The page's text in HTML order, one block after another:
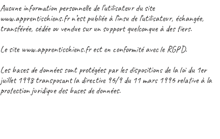
Aucune information personnelle de l’utilisateur du site
www.apprentischiens.fr n’est publiée à l’insu de l’utilisateur, échangée,
transférée, cédée ou vendue sur un support quelconque à des tiers.
Le site www.apprentischiens.fr est en conformité avec le RGPD.
Les bases de données sont protégées par les dispositions de la loi du 1er
juillet 1998 transposant la directive 96/9 du 11 mars 1996 relative à la
protection juridique des bases de données.